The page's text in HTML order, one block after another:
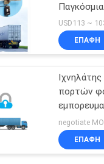
Παγκόσμια
USD113 ~
ΕΠΑΦΉ
πορτών
negotiate
ΕΠΑΦΉ